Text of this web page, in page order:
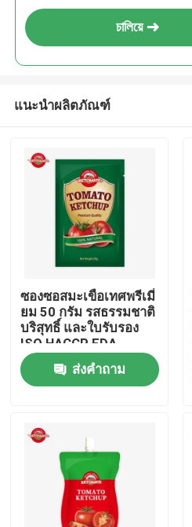
สินค้า
চালিয়ে
แนะนำผลิตภัณฑ์
ซองซอสมะเขือเทศพรีเมี่
ยม 50 กรัม รสธรรมชาติ
บริสุทธิ์ และใบรับรอง
ISO HACCP FDA
ส่งคำถาม